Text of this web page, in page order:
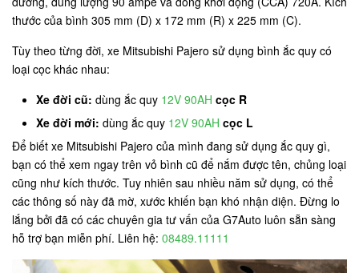
thước của bình 305 mm (D) x 172 mm (R) x 225 mm (C).
Tùy theo từng đời, xe Mitsubishi Pajero sử dụng bình ắc quy có
loại cọc khác nhau:
Xe đời cũ: dùng ắc quy 12V 90AH cọc R
Xe đời mới: dùng ắc quy 12V 90AH cọc L
Để biết xe Mitsubishi Pajero của mình đang sử dụng ắc quy gì,
bạn có thể xem ngay trên vỏ bình cũ để nắm được tên, chủng loại
cũng như kích thước. Tuy nhiên sau nhiều năm sử dụng, có thể
các thông số này đã mờ, xước khiến bạn khó nhận diện. Đừng lo
lắng bởi đã có các chuyên gia tư vấn của G7Auto luôn sẵn sàng
hỗ trợ bạn miễn phí. Liên hệ: 08489.11111